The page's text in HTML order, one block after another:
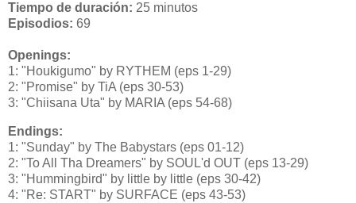
Tiempo de duración: 25 minutos
Episodios: 69
Openings:
1: "Houkigumo" by RYTHEM (eps 1-29)
2: "Promise" by TiA (eps 30-53)
3: "Chiisana Uta" by MARIA (eps 54-68)
Endings:
1: "Sunday" by The Babystars (eps 01-12)
2: "To All Tha Dreamers" by SOUL'd OUT (eps 13-29)
3: "Hummingbird" by little by little (eps 30-42)
4: "Re: START" by SURFACE (eps 43-53)